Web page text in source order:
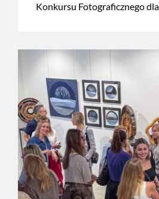
Konkursu Fotograficznego